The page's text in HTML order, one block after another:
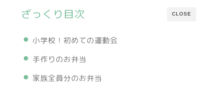
CLOSE
ざっくり目次
小学校！初めての運動会
手作りのお弁当
家族全員分のお弁当